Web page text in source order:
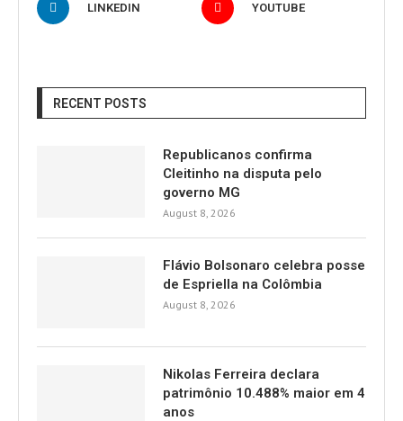
LINKEDIN YOUTUBE
RECENT POSTS
Republicanos confirma
Cleitinho na disputa pelo
governo MG
August 8, 2026
Flávio Bolsonaro celebra posse
de Espriella na Colômbia
August 8, 2026
Nikolas Ferreira declara
patrimônio 10.488% maior em 4
anos